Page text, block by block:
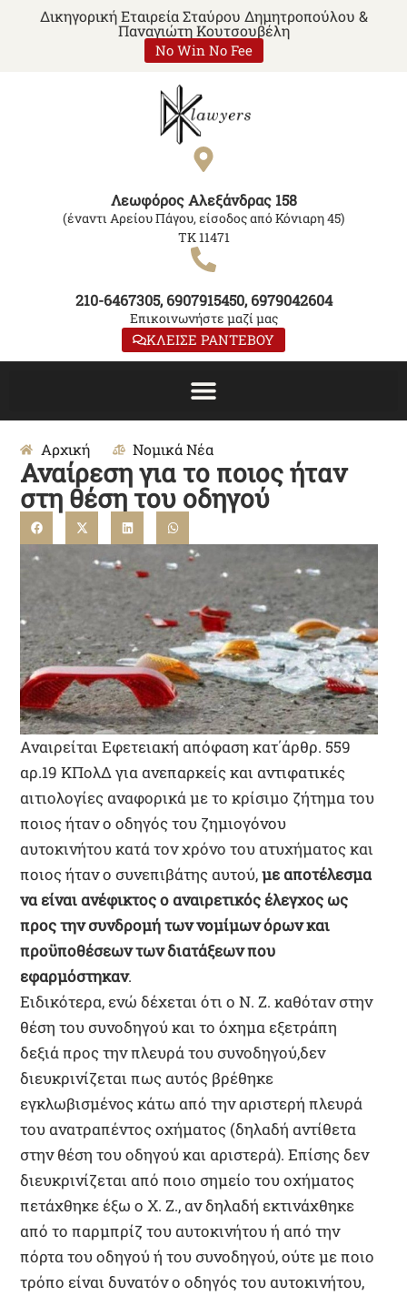
Δικηγορική Εταιρεία Σταύρου Δημητροπούλου &
Παναγιώτη Κουτσουβέλη
No Win No Fee
Λεωφόρος Αλεξάνδρας 158
(έναντι Αρείου Πάγου, είσοδος από Κόνιαρη 45)
ΤΚ 11471
210-6467305, 6907915450, 6979042604
Επικοινωνήστε μαζί μας
ΚΛΕΙΣΕ ΡΑΝΤΕΒΟΥ
Αρχική Νομικά Νέα
Αναίρεση για το ποιος ήταν
στη θέση του οδηγού
Αναιρείται Εφετειακή απόφαση κατ΄άρθρ. 559
αρ.19 ΚΠολΔ για ανεπαρκείς και αντιφατικές
αιτιολογίες αναφορικά με το κρίσιμο ζήτημα του
ποιος ήταν ο οδηγός του ζημιογόνου
αυτοκινήτου κατά τον χρόνο του ατυχήματος και
ποιος ήταν ο συνεπιβάτης αυτού,με αποτέλεσμα
να είναι ανέφικτος ο αναιρετικός έλεγχος ως
προς την συνδρομή των νομίμων όρων και
προϋποθέσεων των διατάξεων που
εφαρμόστηκαν.
Ειδικότερα, ενώ δέχεται ότι ο Ν. Ζ. καθόταν στην
θέση του συνοδηγού και το όχημα εξετράπη
δεξιά προς την πλευρά του συνοδηγού,δεν
διευκρινίζεται πως αυτός βρέθηκε
εγκλωβισμένος κάτω από την αριστερή πλευρά
του ανατραπέντος οχήματος (δηλαδή αντίθετα
στην θέση του οδηγού και αριστερά). Επίσης δεν
διευκρινίζεται από ποιο σημείο του οχήματος
πετάχθηκε έξω ο Χ. Ζ., αν δηλαδή εκτινάχθηκε
από το παρμπρίζ του αυτοκινήτου ή από την
πόρτα του οδηγού ή του συνοδηγού, ούτε με ποιο
τρόπο είναι δυνατόν ο οδηγός του αυτοκινήτου,